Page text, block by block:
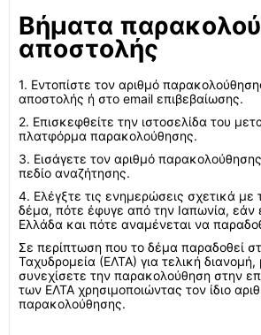
Βήματα
αποστολής
1. Εντοπίστε τον αριθμό
αποστολής ή στο email επιβεβαίωσης.
2. Επισκεφθείτε την ιστοσελίδα του
πλατφόρμα παρακολούθησης.
3. Εισάγετε τον αριθμό
πεδίο αναζήτησης.
4. Ελέγξτε τις ενημερώσεις σχετικά με
δέμα, πότε έφυγε από την Ιαπωνία, εάν
Ελλάδα και πότε αναμένεται να
Σε περίπτωση που το δέμα παραδοθεί
Ταχυδρομεία (ΕΛΤΑ) για τελική διανομή,
συνεχίσετε την παρακολούθηση στην
των ΕΛΤΑ χρησιμοποιώντας τον ίδιο
παρακολούθησης.